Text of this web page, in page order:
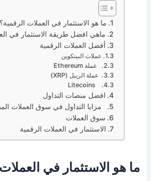
ما هو الاستثمار في العملات الرقمية؟
ماهي افضل طريقة الاستثمار في
أفضل العملات الرقمية
عملات البيتكوين
عملة Ethereum
عملة الريبل (XRP)
افضل منصات التداول
مزايا التداول في سوق العملات
سوق العملات
الاستثمار في العملات الرقمية
ما هو الاستثمار في